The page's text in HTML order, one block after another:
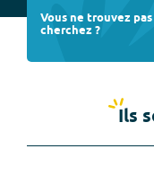
Vous ne trouvez
cherchez ?
Ils